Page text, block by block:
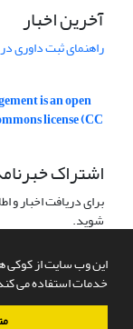
این وب سایت از کوکی
خدمات استفاده می
آخرین اخبار
راهنمای ثبت داوری در Publons
is an open
license (CC
اشتراک
برای دریافت اخبار
شوید.